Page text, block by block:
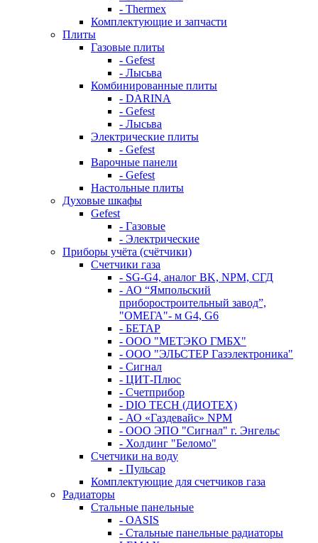
- Thermex
Комплектующие и запчасти
Плиты
Газовые плиты
- Gefest
- Лысьва
Комбинированные плиты
- DARINA
- Gefest
- Лысьва
Электрические плиты
- Gefest
Варочные панели
- Gefest
Настольные плиты
Духовые шкафы
Gefest
- Газовые
- Электрические
Приборы учёта (счётчики)
Счетчики газа
- SG-G4, аналог BK, NPM, СГД
- АО “Ямпольский
приборостроительный завод”,
"ОМЕГА"- м G4, G6
- БЕТАР
- ООО "МЕТЭКО ГМБХ"
- ООО "ЭЛЬСТЕР Газэлектроника"
- Сигнал
- ЦИТ-Плюс
- Счетприбор
- DIO TECH (ДИОТЕХ)
- АО «Газдевайс» NPM
- ООО ЭПО "Сигнал" г. Энгельс
- Холдинг "Беломо"
Счетчики на воду
- Пульсар
Комплектующие для счетчиков газа
Радиаторы
Стальные панельные
- OASIS
- Стальные панельные радиаторы